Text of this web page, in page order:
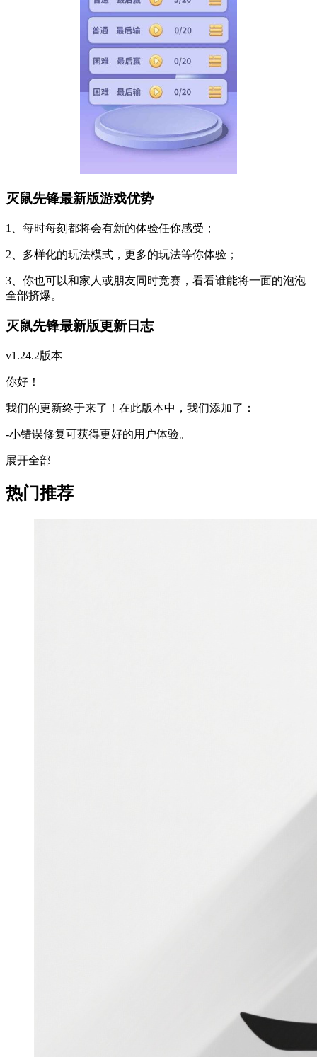
灭鼠先锋最新版游戏优势
1、每时每刻都将会有新的体验任你感受；
2、多样化的玩法模式，更多的玩法等你体验；
3、你也可以和家人或朋友同时竞赛，看看谁能将一面的泡泡
全部挤爆。
灭鼠先锋最新版更新日志
v1.24.2版本
你好！
我们的更新终于来了！在此版本中，我们添加了：
-小错误修复可获得更好的用户体验。
展开全部
热门推荐